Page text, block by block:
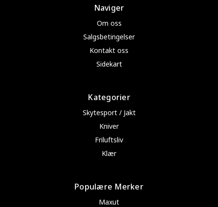
Naviger
Om oss
Salgsbetingelser
Kontakt oss
Sidekart
Kategorier
Skytesport / Jakt
Kniver
Friluftsliv
Klær
Populære Merker
Maxut